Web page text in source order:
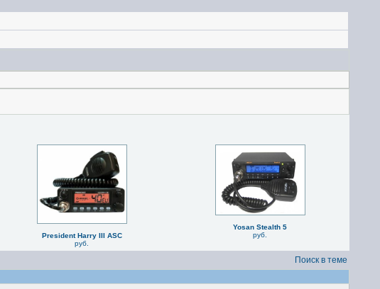
President Harry III ASC
руб.
Yosan Stealth 5
руб.
Поиск в теме